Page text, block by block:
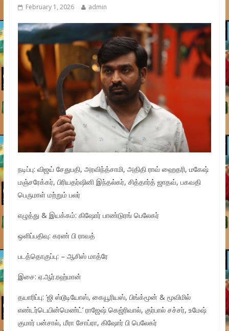
February 1, 2026 admin
நடிப்பு: விஜய் சேதுபதி, அரவிந்த்சாமி, அதிதி ராவ் ஹைதரி, மகேஷ்
மஞ்சரேக்கர், பிரியதர்ஷினி இந்தல்கர், சித்தார்த் ஜாதவ், பகவதி
பெருமாள் மற்றும் பலர்
எழுத்து & இயக்கம்: கிஷோர் பாண்டுரங் பெலேகர்
ஒளிப்பதிவு: கரண் பி ராவத்
படத்தொகுப்பு: – ஆசிஸ் மாத்ரே
இசை: ஏ.ஆர்.ரஹ்மான்
தயாரிப்பு: ’ஜி ஸ்டூடியோஸ், கையூரியஸ், பிங்க்மூன் & மூவிமில்
எண்டர்டெயின்மெண்ட்’ ராஜேஷ் கெஜ்ரிவால், குர்பால் சச்சர், உமேஷ்
குமார் பன்சால், மீரா சோப்ரா, கிஷோர் பி பெலேகர்